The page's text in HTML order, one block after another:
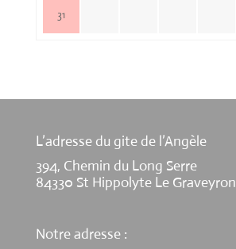
31
L’adresse du gite de l’Angèle
394, Chemin du Long Serre
84330 St Hippolyte Le Graveyron
Notre adresse :